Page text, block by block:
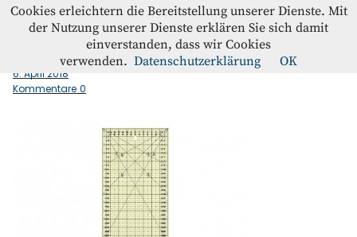
Westfalenstoffe-Blog
Facebook
Universal_Lineal
6. April 2018
Kommentare 0
Cookies erleichtern die Bereitstellung unserer Dienste. Mit
der Nutzung unserer Dienste erklären Sie sich damit
einverstanden, dass wir Cookies
verwenden. Datenschutzerklärung OK